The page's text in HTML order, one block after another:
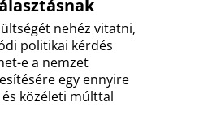
nehéz vitatni,
politikai kérdés
e a nemzet
egy ennyire
közéleti múlttal